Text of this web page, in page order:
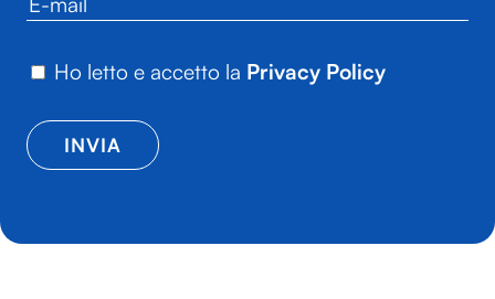
Ho letto e accetto la Privacy Policy